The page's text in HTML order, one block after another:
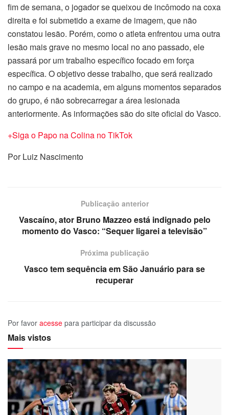
fim de semana, o jogador se queixou de incômodo na coxa
direita e foi submetido a exame de imagem, que não
constatou lesão. Porém, como o atleta enfrentou uma outra
lesão mais grave no mesmo local no ano passado, ele
passará por um trabalho específico focado em força
específica. O objetivo desse trabalho, que será realizado
no campo e na academia, em alguns momentos separados
do grupo, é não sobrecarregar a área lesionada
anteriormente. As informações são do site oficial do Vasco.
+Siga o Papo na Colina no TikTok
Por Luiz Nascimento
Publicação anterior
Vascaíno, ator Bruno Mazzeo está indignado pelo
momento do Vasco: “Sequer ligarei a televisão”
Próxima publicação
Vasco tem sequência em São Januário para se
recuperar
Por favor acesse para participar da discussão
Mais vistos